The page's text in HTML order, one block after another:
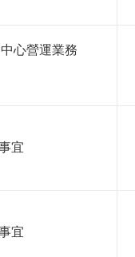
心營運業務
宜
宜